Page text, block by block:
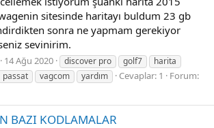
sitesinde haritayı buldum 23 gb
sonra ne yapmam gerekiyor
sevinirim.
14 Ağu 2020 discover pro golf7
harita
passat vagcom yardım Cevaplar: 1
Forum:
BAZI KODLAMALAR